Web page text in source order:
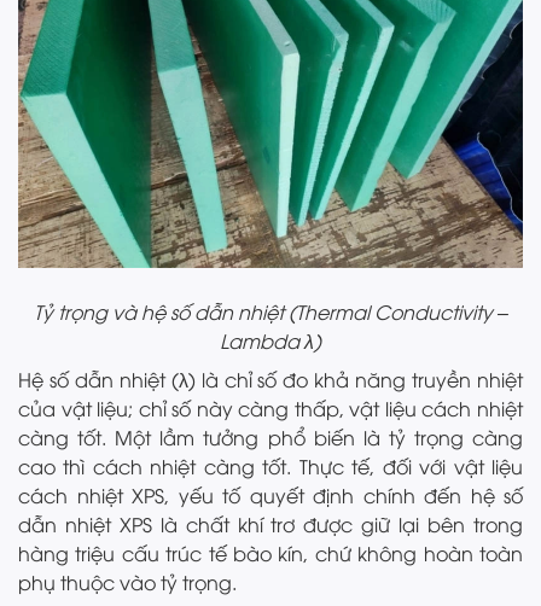
Tỷ trọng và hệ số dẫn nhiệt (Thermal Conductivity –
Lambda λ)
Hệ số dẫn nhiệt (λ) là chỉ số đo khả năng truyền nhiệt
của vật liệu; chỉ số này càng thấp, vật liệu cách nhiệt
càng tốt. Một lầm tưởng phổ biến là tỷ trọng càng
cao thì cách nhiệt càng tốt. Thực tế, đối với vật liệu
cách nhiệt XPS, yếu tố quyết định chính đến hệ số
dẫn nhiệt XPS là chất khí trơ được giữ lại bên trong
hàng triệu cấu trúc tế bào kín, chứ không hoàn toàn
phụ thuộc vào tỷ trọng.